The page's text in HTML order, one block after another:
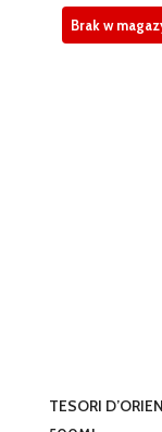
(Kopia)
TESORI
Brak w